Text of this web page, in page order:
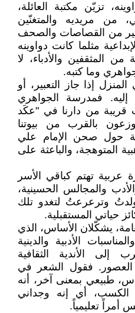
تزيّن مكتبة العائلة،
من مريديه والمتغنّين
من القصاصات والصحف
مثلما كانت دواوينه
المثقفين والأدباء، لا
وما كتبه.
إذا جاز التعبير، أو
إليه. فمدرسة الجواهري
قريبة من دارنا في "عكَد
بالقرب من بيوتنا
حول صحن الإمام علي
المتوهجة، والباعثة على
عربية تهتم كباقي الأسر
والمجالس الحسينية،
ولدتُ وترعرعتُ لتغدو تلك
حياتي المستقبلية.
يشكّلان الأساس، الذي
الأدبية والدينية
إلى الأندية الثقافية
فقول الشعر في
طبيعي بمعنى آخر، أنه
أي إنه وجداني
أمراً تعليمياً.